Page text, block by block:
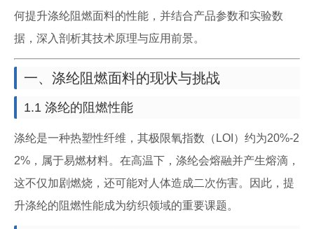
何提升涤纶阻燃面料的性能，并结合产品参数和实验数
据，深入剖析其技术原理与应用前景。
一、涤纶阻燃面料的现状与挑战
1.1 涤纶的阻燃性能
涤纶是一种热塑性纤维，其极限氧指数（LOI）约为20%-2
2%，属于易燃材料。在高温下，涤纶会熔融并产生熔滴，
这不仅加剧燃烧，还可能对人体造成二次伤害。因此，提
升涤纶的阻燃性能成为纺织领域的重要课题。